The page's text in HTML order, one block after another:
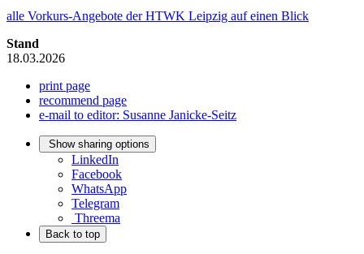
alle Vorkurs-Angebote der HTWK Leipzig auf einen Blick
Stand
18.03.2026
print page
recommend page
e-mail to editor: Susanne Janicke-Seitz
Show sharing options
LinkedIn
Facebook
WhatsApp
Telegram
Threema
Back to top